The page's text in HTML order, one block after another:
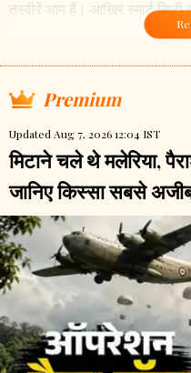
तस्वीरें आम हैं। आखिर स्मार्ट सिटी
Premium
Updated Aug 7, 2026 12:04 IST
मिटाने चले थे मलेरिया,
जानिए किस्सा सबसे